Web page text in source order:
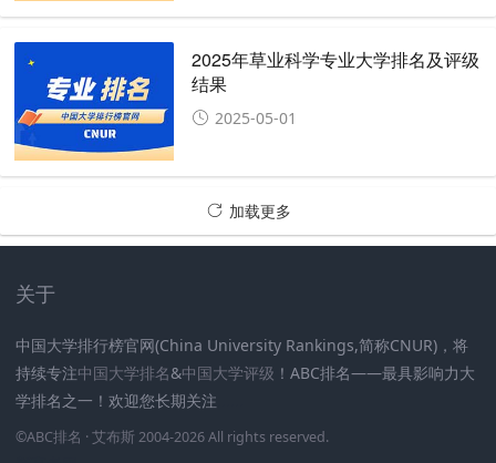
2025年草业科学专业大学排名及评级
结果
2025-05-01
加载更多
关于
中国大学排行榜官网(China University Rankings,简称CNUR)，将
持续专注中国大学排名&中国大学评级 ！ABC排名——最具影响力大
学排名之一！欢迎您长期关注
©ABC排名 · 艾布斯 2004-2026 All rights reserved.